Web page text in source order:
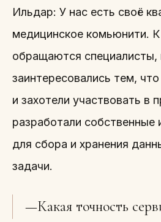
Ильдар: У нас есть своё
медицинское комьюнити. К
обращаются специалисты,
заинтересовались тем,
и захотели участвовать в
разработали собственные
для сбора и хранения
задачи.
—Какая точность